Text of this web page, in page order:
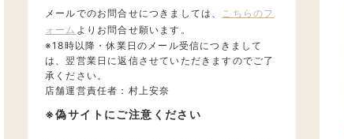
メールでのお問合せにつきましては、 こちらのフ
ォーム よりお問合せ願います。
※18時以降・休業日のメール受信につきまして
は、翌営業日に返信させていただきますのでご了
承ください。
店舗運営責任者：村上安奈
※偽サイトにご注意ください